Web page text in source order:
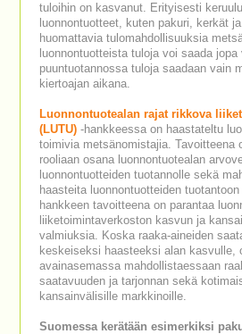
tuloihin on kasvanut. Erityisesti
luonnontuotteet, kuten pakuri, kerkät
huomattavia tulomahdollisuuksia
luonnontuotteista tuloja voi saada
puuntuotannossa tuloja saadaan vain
kiertoajan aikana.
Luonnontuotealan rajat rikkova
(LUTU)-hankkeessa on haastateltu
toimivia metsänomistajia. Tavoitteena
rooliaan osana luonnontuotealan
luonnontuotteiden tuotannolle sekä
haasteita luonnontuotteiden
hankkeen tavoitteena on parantaa
liiketoimintaverkoston kasvun ja
valmiuksia. Koska raaka-aineiden
keskeiseksi haasteeksi alan kasvulle,
avainasemassa mahdollistaessaan
saatavuuden ja tarjonnan sekä
kansainvälisille markkinoille.
Suomessa kerätään esimerkiksi